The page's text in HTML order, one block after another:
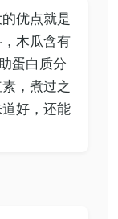
优点就是
木瓜含有
蛋白质分
，煮过之
好，还能